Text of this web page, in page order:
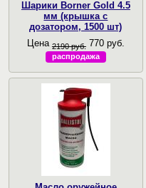
Шарики Borner Gold 4.5
мм (крышка с
дозатором, 1500 шт)
Цена 2190 руб. 770 руб.
распродажа